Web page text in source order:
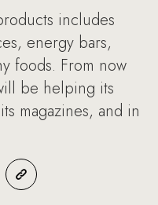
includes
energy bars,
foods. From now
be helping its
magazines, and in